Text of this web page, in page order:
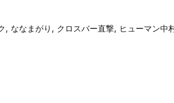
, ななまがり, クロスバー直撃, ヒューマン